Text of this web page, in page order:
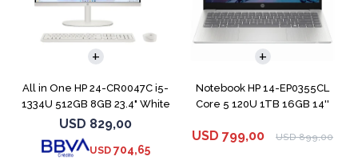
All in One HP 24-CR0047C i5-
1334U 512GB 8GB 23.4" White
USD 829,00
USD 704,65
Notebook HP 14-EP0355CL
Core 5 120U 1TB 16GB 14''
USD 799,00 USD 899,00